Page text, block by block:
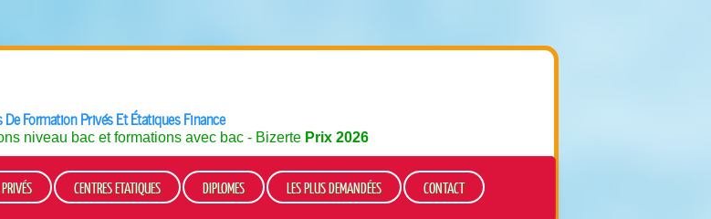
Formation Privés Et Étatiques Finance
niveau bac et formations avec bac - Bizerte Prix 2026
CENTRES ETATIQUES DIPLOMES LES PLUS DEMANDÉES CONTACT